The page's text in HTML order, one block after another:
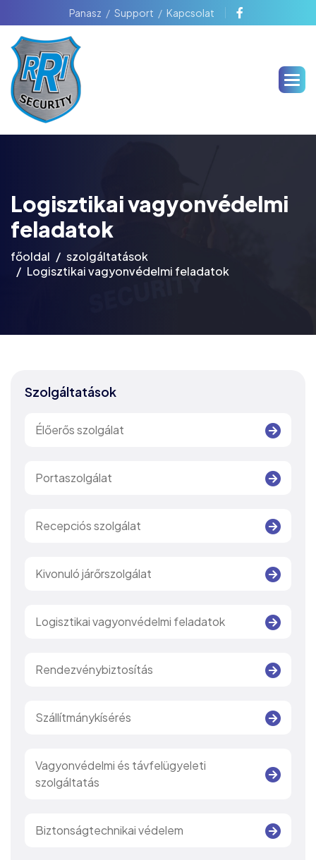
Panasz Support Kapcsolat
Logisztikai vagyonvédelmi
feladatok
főoldal
szolgáltatások
Logisztikai vagyonvédelmi feladatok
Szolgáltatások
Élőerős szolgálat
Portaszolgálat
Recepciós szolgálat
Kivonuló járőrszolgálat
Logisztikai vagyonvédelmi feladatok
Rendezvénybiztosítás
Szállítmánykísérés
Vagyonvédelmi és távfelügyeleti
szolgáltatás
Biztonságtechnikai védelem